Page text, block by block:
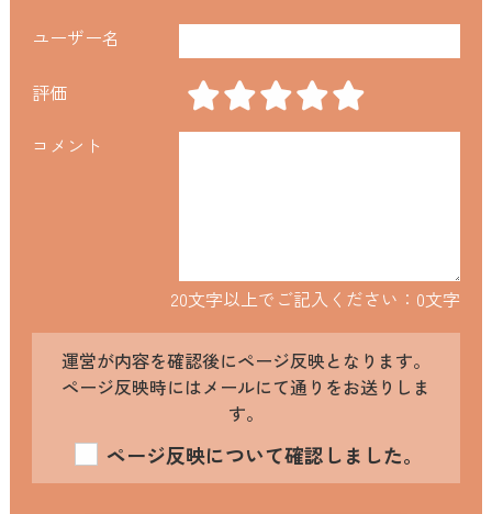
ユーザー名
評価
コメント
20文字以上でご記入ください： 0文字
運営が内容を確認後にページ反映となります。
ページ反映時にはメールにて通りをお送りしま
す。
ページ反映について確認しました。